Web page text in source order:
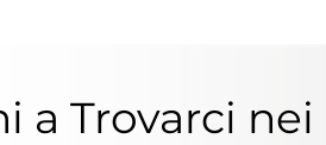
a Trovarci